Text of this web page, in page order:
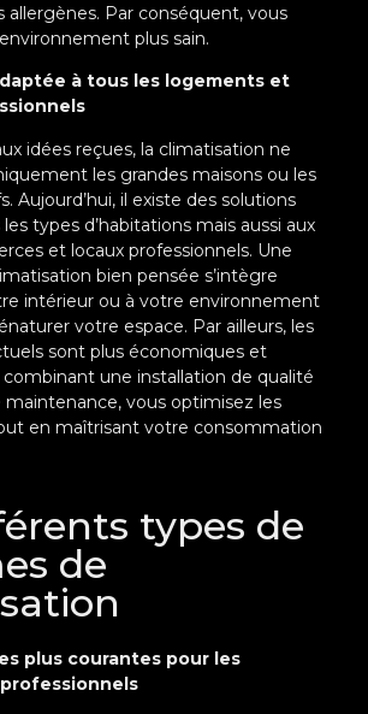
allergènes. Par conséquent, vous
plus sain.
à tous les logements et
idées reçues, la climatisation ne
les grandes maisons ou les
Aujourd’hui, il existe des solutions
types d’habitations mais aussi aux
et locaux professionnels. Une
bien pensée s’intègre
intérieur ou à votre environnement
votre espace. Par ailleurs, les
sont plus économiques et
une installation de qualité
maintenance, vous optimisez les
en maîtrisant votre consommation
types de
de
plus courantes pour les